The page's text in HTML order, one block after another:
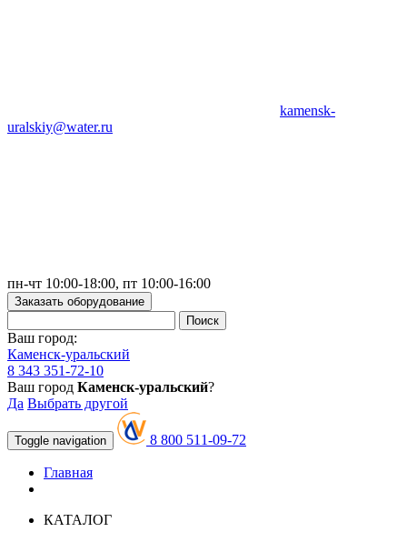
kamensk-
uralskiy@water.ru
пн-чт 10:00-18:00, пт 10:00-16:00
Заказать оборудование
Ваш город:
Каменск-уральский
8 343 351-72-10
Ваш город Каменск-уральский?
Да Выбрать другой
Toggle navigation 8 800 511-09-72
Главная
КАТАЛОГ